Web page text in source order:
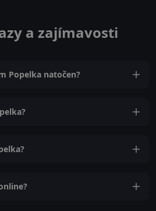
a zajímavosti
Popelka natočen?